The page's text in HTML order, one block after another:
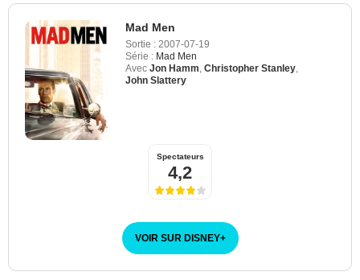
Mad Men
Sortie : 2007-07-19
Série : Mad Men
Avec Jon Hamm Christopher Stanley
John Slattery
Spectateurs
4,2
VOIR SUR DISNEY+